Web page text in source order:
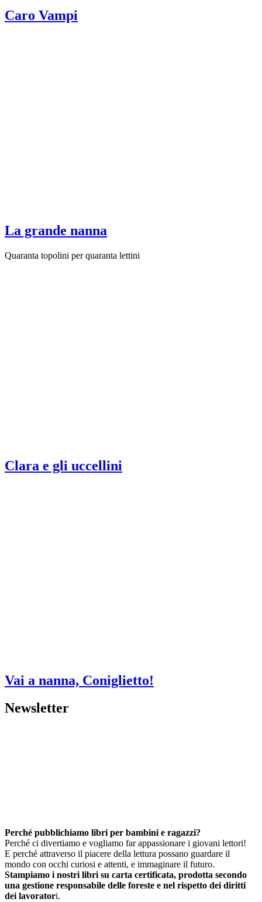
Caro Vampi
La grande nanna
Quaranta topolini per quaranta lettini
Clara e gli uccellini
Vai a nanna, Coniglietto!
Newsletter
Perché pubblichiamo libri per bambini e ragazzi?
Perché ci divertiamo e vogliamo far appassionare i giovani lettori!
E perché attraverso il piacere della lettura possano guardare il
mondo con occhi curiosi e attenti, e immaginare il futuro.
Stampiamo i nostri libri su carta certificata, prodotta secondo
una gestione responsabile delle foreste e nel rispetto dei diritti
dei lavoratori.